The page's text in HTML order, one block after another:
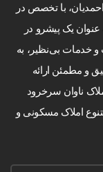
با تخصص در
یک پیشرو در
و خدمات بی‌نظیر، به
و مطمئن ارائه
ناوان سرخرود
املاک مسکونی و